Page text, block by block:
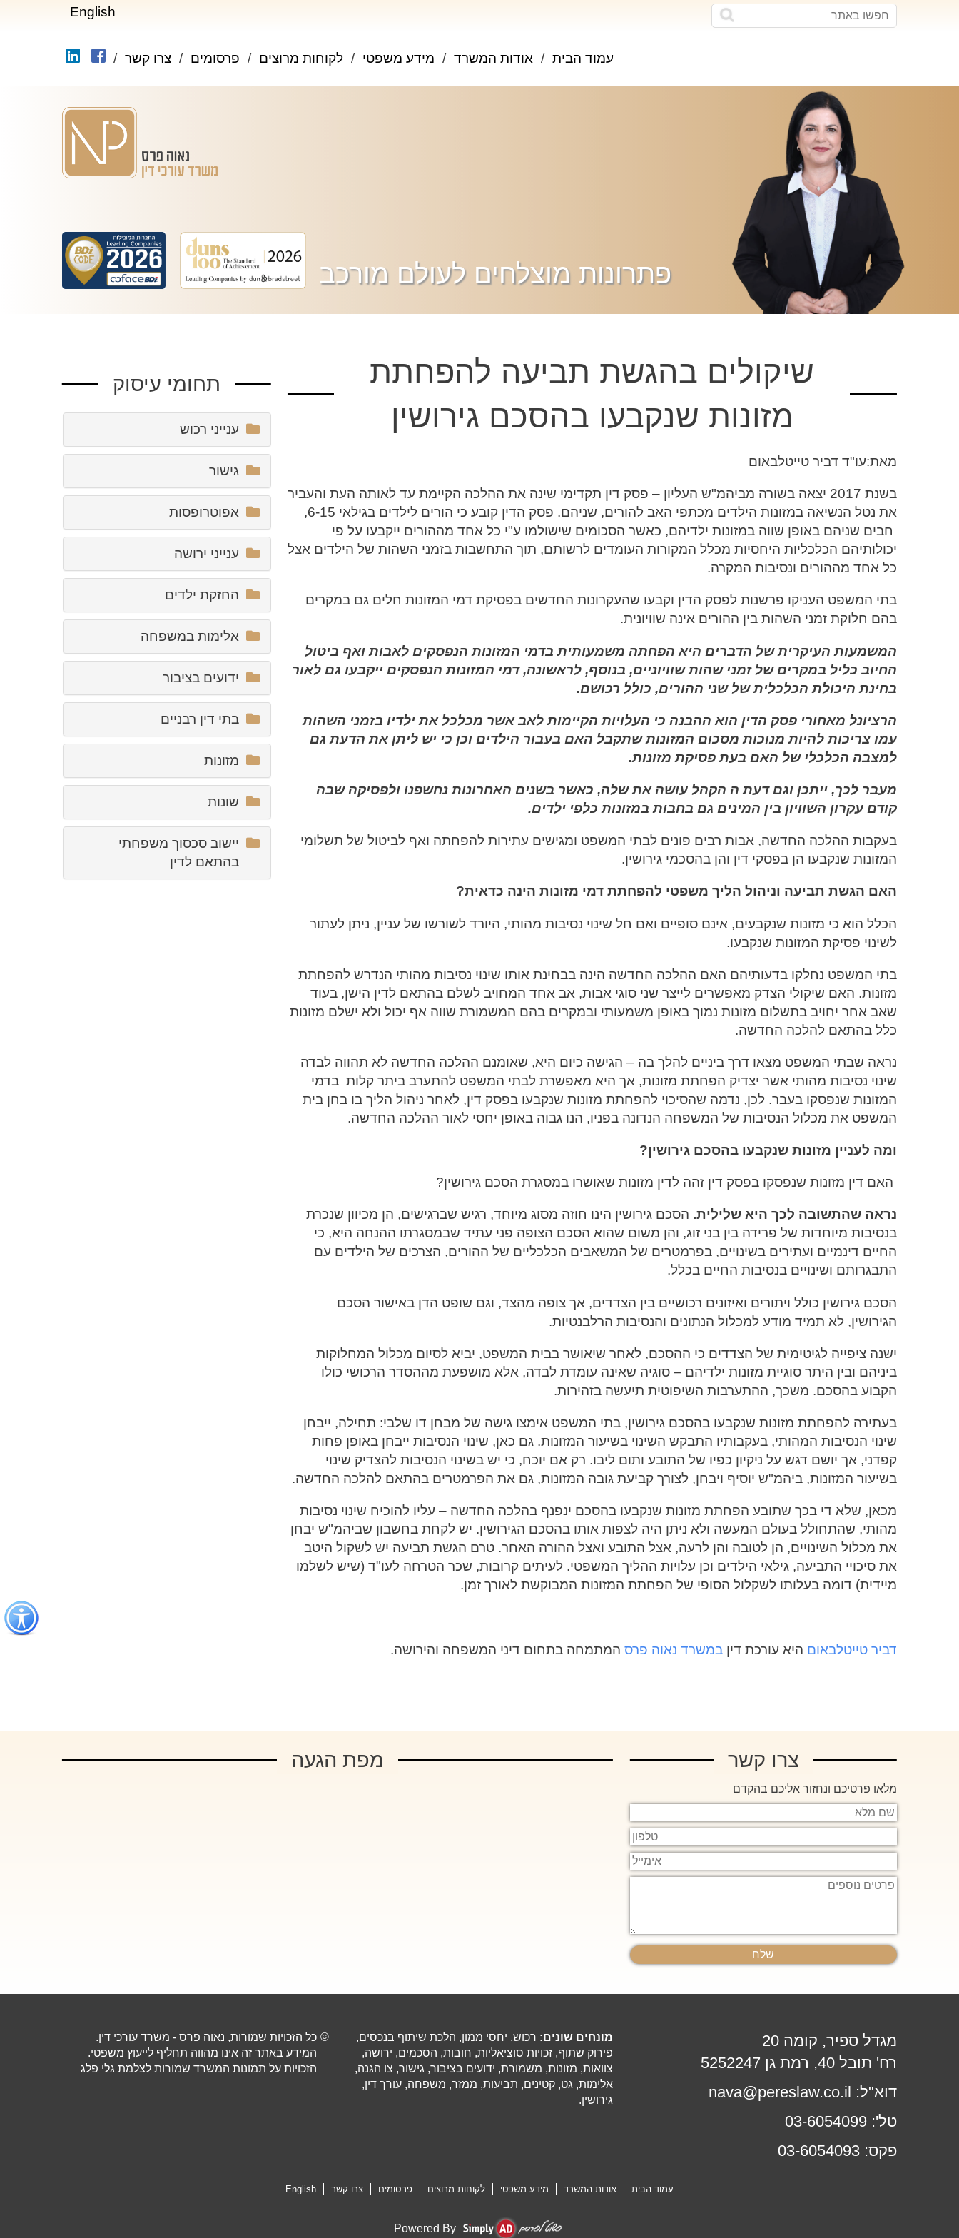
כפתור
לפתיחת
תפריט
חפשו
באתר
חפשו
עמוד הבית אודות המשרד מידע משפטי לקוחות מרוצים פרסומים צרו קשר
English
פתרונות מוצלחים לעולם מורכב
שיקולים בהגשת תביעה להפחתת
מזונות שנקבעו בהסכם גירושין
מאת:עו"ד דביר טייטלבאום
בשנת 2017 יצאה בשורה מביהמ"ש העליון – פסק דין תקדימי שינה את ההלכה הקיימת עד לאותה העת והעביר
את נטל הנשיאה במזונות הילדים מכתפי האב להורים, שניהם. פסק הדין קובע כי הורים לילדים בגילאי 6-15,
חבים שניהם באופן שווה במזונות ילדיהם, כאשר הסכומים שישולמו ע"י כל אחד מההורים ייקבעו על פי
יכולותיהם הכלכליות היחסיות מכלל המקורות העומדים לרשותם, תוך התחשבות בזמני השהות של הילדים אצל
כל אחד מההורים ונסיבות המקרה.
בתי המשפט העניקו פרשנות לפסק הדין וקבעו שהעקרונות החדשים בפסיקת דמי המזונות חלים גם במקרים
בהם חלוקת זמני השהות בין ההורים אינה שוויונית.
המשמעות העיקרית של הדברים היא הפחתה משמעותית בדמי המזונות הנפסקים לאבות ואף ביטול
החיוב כליל במקרים של זמני שהות שוויוניים, בנוסף, לראשונה, דמי המזונות הנפסקים ייקבעו גם לאור
בחינת היכולת הכלכלית של שני ההורים, כולל רכושם.
הרציונל מאחורי פסק הדין הוא ההבנה כי העלויות הקיימות לאב אשר מכלכל את ילדיו בזמני השהות
עמו צריכות להיות מנוכות מסכום המזונות שתקבל האם בעבור הילדים וכן כי יש ליתן את הדעת גם
למצבה הכלכלי של האם בעת פסיקת מזונות.
מעבר לכך, ייתכן וגם דעת ה הקהל עושה את שלה, כאשר בשנים האחרונות נחשפנו ולפסיקה שבה
קודם עקרון השוויון בין המינים גם בחבות במזונות כלפי ילדים.
בעקבות ההלכה החדשה, אבות רבים פונים לבתי המשפט ומגישים עתירות להפחתה ואף לביטול של תשלומי
המזונות שנקבעו הן בפסקי דין והן בהסכמי גירושין.
האם הגשת תביעה וניהול הליך משפטי להפחתת דמי מזונות הינה כדאית?
הכלל הוא כי מזונות שנקבעים, אינם סופיים ואם חל שינוי נסיבות מהותי, היורד לשורשו של עניין, ניתן לעתור
לשינוי פסיקת המזונות שנקבעו.
בתי המשפט נחלקו בדעותיהם האם ההלכה החדשה הינה בבחינת אותו שינוי נסיבות מהותי הנדרש להפחתת
מזונות. האם שיקולי הצדק מאפשרים לייצר שני סוגי אבות, אב אחד המחויב לשלם בהתאם לדין הישן, בעוד
שאב אחר יחויב בתשלום מזונות נמוך באופן משמעותי ובמקרים בהם המשמורת שווה אף יכול ולא ישלם מזונות
כלל בהתאם להלכה החדשה.
נראה שבתי המשפט מצאו דרך ביניים להלך בה – הגישה כיום היא, שאומנם ההלכה החדשה לא תהווה לבדה
שינוי נסיבות מהותי אשר יצדיק הפחתת מזונות, אך היא מאפשרת לבתי המשפט להתערב ביתר קלות בדמי
המזונות שנפסקו בעבר. לכן, נדמה שהסיכוי להפחתת מזונות שנקבעו בפסק דין, לאחר ניהול הליך בו בחן בית
המשפט את מכלול הנסיבות של המשפחה הנדונה בפניו, הנו גבוה באופן יחסי לאור ההלכה החדשה.
ומה לעניין מזונות שנקבעו בהסכם גירושין?
האם דין מזונות שנפסקו בפסק דין זהה לדין מזונות שאושרו במסגרת הסכם גירושין?
נראה שהתשובה לכך היא שלילית. הסכם גירושין הינו חוזה מסוג מיוחד, רגיש שברגישים, הן מכיוון שנכרת
בנסיבות מיוחדות של פרידה בין בני זוג, והן משום שהוא הסכם הצופה פני עתיד שבמסגרתו ההנחה היא, כי
החיים דינמיים ועתירים בשינויים, בפרמטרים של המשאבים הכלכליים של ההורים, הצרכים של הילדים עם
התבגרותם ושינויים בנסיבות החיים בכלל.
הסכם גירושין כולל ויתורים ואיזונים רכושיים בין הצדדים, אך צופה מהצד, וגם שופט הדן באישור הסכם
הגירושין, לא תמיד מודע למכלול הנתונים והנסיבות הרלבנטיות.
ישנה ציפייה לגיטימית של הצדדים כי ההסכם, לאחר שיאושר בבית המשפט, יביא לסיום מכלול המחלוקות
ביניהם ובין היתר סוגיית מזונות ילדיהם – סוגיה שאינה עומדת לבדה, אלא מושפעת מההסדר הרכושי כולו
הקבוע בהסכם. משכך, ההתערבות השיפוטית תיעשה בזהירות.
בעתירה להפחתת מזונות שנקבעו בהסכם גירושין, בתי המשפט אימצו גישה של מבחן דו שלבי: תחילה, ייבחן
שינוי הנסיבות המהותי, בעקבותיו התבקש השינוי בשיעור המזונות. גם כאן, שינוי הנסיבות ייבחן באופן פחות
קפדני, אך יושם דגש על ניקיון כפיו של התובע ותום ליבו. רק אם יוכח, כי יש בשינוי הנסיבות להצדיק שינוי
בשיעור המזונות, ביהמ"ש יוסיף ויבחן, לצורך קביעת גובה המזונות, גם את הפרמטרים בהתאם להלכה החדשה.
מכאן, שלא די בכך שתובע הפחתת מזונות שנקבעו בהסכם ינפנף בהלכה החדשה – עליו להוכיח שינוי נסיבות
מהותי, שהתחולל בעולם המעשה ולא ניתן היה לצפות אותו בהסכם הגירושין. יש לקחת בחשבון שביהמ"ש יבחן
את מכלול השינויים, הן לטובה והן לרעה, אצל התובע ואצל ההורה האחר. טרם הגשת תביעה יש לשקול היטב
את סיכויי התביעה, גילאי הילדים וכן עלויות ההליך המשפטי. לעיתים קרובות, שכר הטרחה לעו"ד (שיש לשלמו
מיידית) דומה בעלותו לשקלול הסופי של הפחתת המזונות המבוקשת לאורך זמן.
דביר טייטלבאום היא עורכת דין במשרד נאוה פרס המתמחה בתחום דיני המשפחה והירושה.
תחומי עיסוק
ענייני רכוש
גישור
אפוטרופסות
ענייני ירושה
החזקת ילדים
אלימות במשפחה
ידועים בציבור
בתי דין רבניים
מזונות
שונות
יישוב סכסוך משפחתי
בהתאם לדין
צרו קשר
מלאו פרטיכם ונחזור אליכם בהקדם
שם
מלא
פרטים
מפת הגעה
מגדל ספיר, קומה 20
רח' תובל 40, רמת גן 5252247
דוא"ל: nava@pereslaw.co.il
טל': 03-6054099
פקס: 03-6054093
מונחים שונים: רכוש, יחסי ממון, הלכת שיתוף בנכסים,
פירוק שתוף, זכויות סוציאליות, חובות, הסכמים, ירושה,
צוואות, מזונות, משמורת, ידועים בציבור, גישור, צו הגנה,
אלימות, גט, קטינים, תביעות, ממזר, משפחה, עורך דין,
גירושין.
© כל הזכויות שמורות, נאוה פרס - משרד עורכי דין.
המידע באתר זה אינו מהווה תחליף לייעוץ משפטי.
הזכויות על תמונות המשרד שמורות לצלמת גלי פלג
עמוד הבית אודות המשרד מידע משפטי לקוחות מרוצים פרסומים צרו קשר English
Powered By